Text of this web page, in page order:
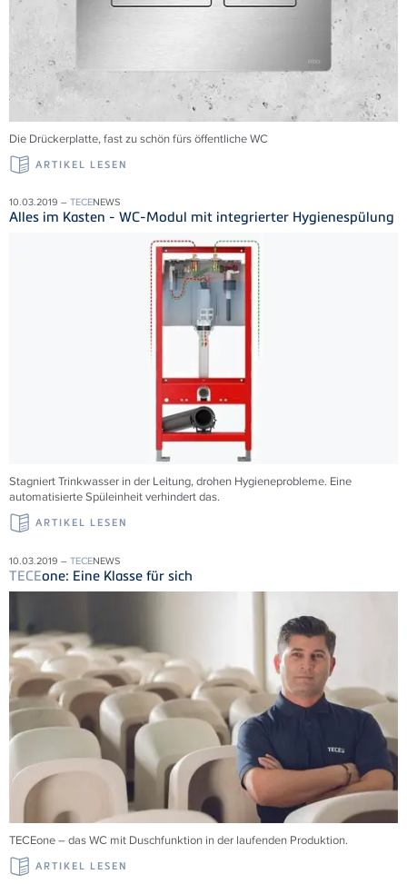
Die Drückerplatte, fast zu schön fürs öffentliche WC
ARTIKEL LESEN
10.03.2019 – TECENEWS
Alles im Kasten - WC-Modul mit integrierter Hygienespülung
Stagniert Trinkwasser in der Leitung, drohen Hygieneprobleme. Eine
automatisierte Spüleinheit verhindert das.
ARTIKEL LESEN
10.03.2019 – TECENEWS
TECEone: Eine Klasse für sich
TECEone – das WC mit Duschfunktion in der laufenden Produktion.
ARTIKEL LESEN